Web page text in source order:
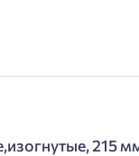
215